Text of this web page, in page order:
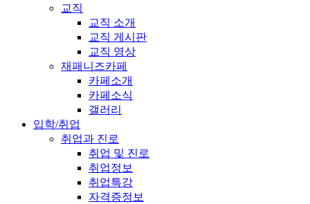
교직
교직 소개
교직 게시판
교직 영상
재패니즈카페
카페소개
카페소식
갤러리
입학/취업
취업과 진로
취업 및 진로
취업정보
취업특강
자격증정보